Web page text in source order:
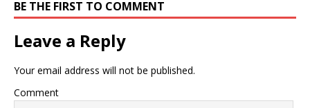
BE THE FIRST TO COMMENT
Leave a Reply
Your email address will not be published.
Comment